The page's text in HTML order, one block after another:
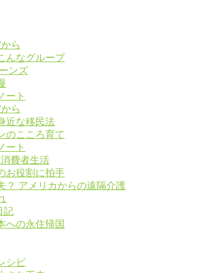
ら
んなグループ
ンズ
ート
ら
近な移民法
のこころ育て
ート
費者生活
お役割に拍手
？ アメリカからの遠隔介護
記
への永住帰国
シピ